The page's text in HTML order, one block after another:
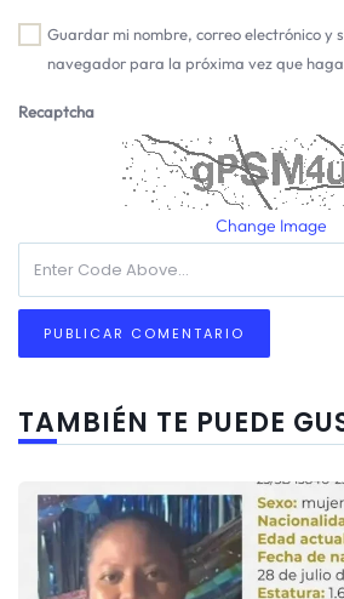
Guardar mi nombre, correo electrónico y
navegador para la próxima vez que
Recaptcha
Change Image
TAMBIÉN TE PUEDE